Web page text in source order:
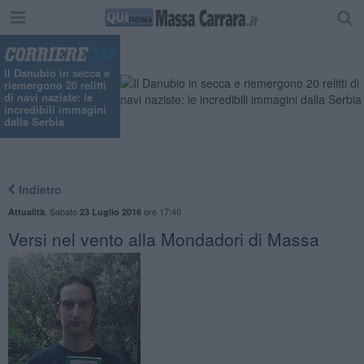
Il Danubio in secca e
riemergono 20 relitti
di navi naziste: le
incredibili immagini
dalla Serbia
Indietro
Attualità Sabato 23 Luglio 2016ore 17:40
Versi nel vento alla Mondadori di Massa